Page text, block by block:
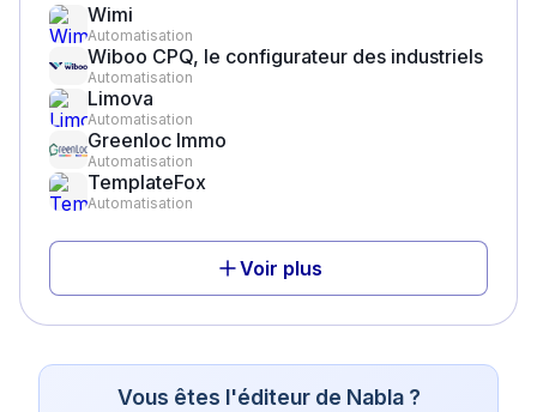
Wimi
Automatisation
Wiboo CPQ, le configurateur des industriels
Automatisation
Limova
Automatisation
Greenloc Immo
Automatisation
TemplateFox
Automatisation
Voir plus
Vous êtes l'éditeur de Nabla?